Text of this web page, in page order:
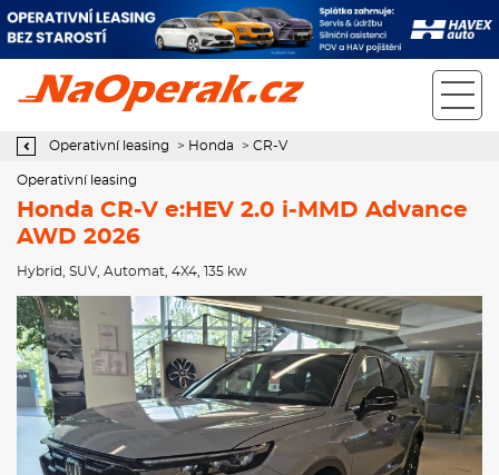
Operativní leasing Honda CR-V e:HEV 2.0 i-MMD Advance AWD
Operativní leasing > Honda > CR-V
Operativní leasing
Honda CR-V e:HEV 2.0 i-MMD Advance
AWD 2026
Hybrid SUV, Automat 4X4 , 135 kw